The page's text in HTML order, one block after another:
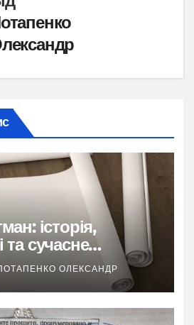
історія,
та сучасне
ОЛЕКСАНДР